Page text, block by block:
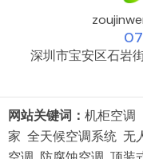
深圳市宝安区石岩
网站关键词： 机柜空调
家 全天候空调系统 无